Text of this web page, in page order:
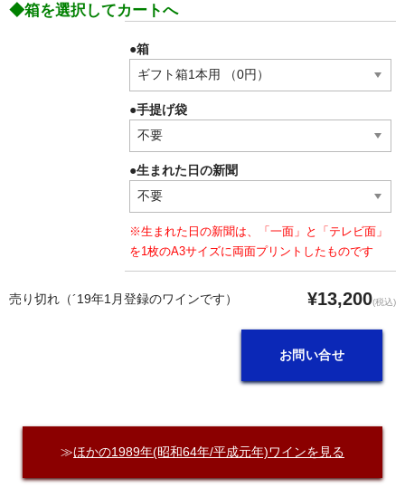
◆箱を選択してカートへ
●箱
●手提げ袋
●生まれた日の新聞
※生まれた日の新聞は、「一面」と「テレビ面」
を1枚のA3サイズに両面プリントしたものです
売り切れ（´19年1月登録のワインです） ¥13,200(税込)
お問い合せ
≫ほかの1989年(昭和64年/平成元年)ワインを見る